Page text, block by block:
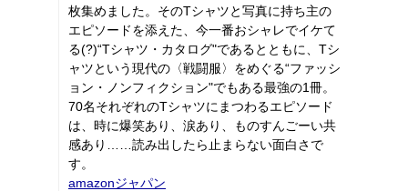
枚集めました。そのTシャツと写真に持ち主の
エピソードを添えた、今一番おシャレでイケて
る(?)“Tシャツ・カタログ"であるとともに、Tシ
ャツという現代の〈戦闘服〉をめぐる“ファッシ
ョン・ノンフィクション"でもある最強の1冊。
70名それぞれのTシャツにまつわるエピソード
は、時に爆笑あり、涙あり、ものすんごーい共
感あり……読み出したら止まらない面白さで
す。
amazonジャパン